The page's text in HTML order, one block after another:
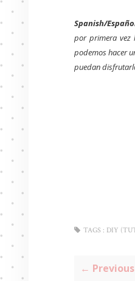
Spanish/
por primera vez
podemos hacer
puedan
TAGS : DIY
←